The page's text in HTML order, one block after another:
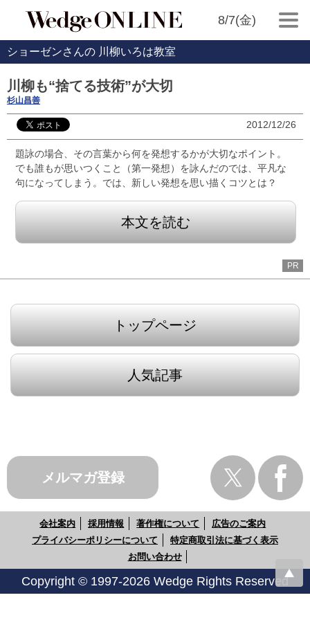
8/7(金)
ショーゼンさんの 川柳いろは教室
川柳も“捨てる技術”が大切
杉山昌善
2012/12/26
題詠の場合、その言葉から何を発想するかが大切なポイント。
でも誰もが思いつくこと（第一発想）を詠んだのでは、平凡な
句になってしまう。では、新しい発想を思い描くコツとは？
本文を読む
PR
トップページ
人気記事
メルマガ登録
会社案内 採用情報 著作権について
広告のご案内
プライバシーポリシーについて
特定商取引法に基づく表示
お問い合わせ
Copyright © 1997-2026 Wedge Rights Reserved